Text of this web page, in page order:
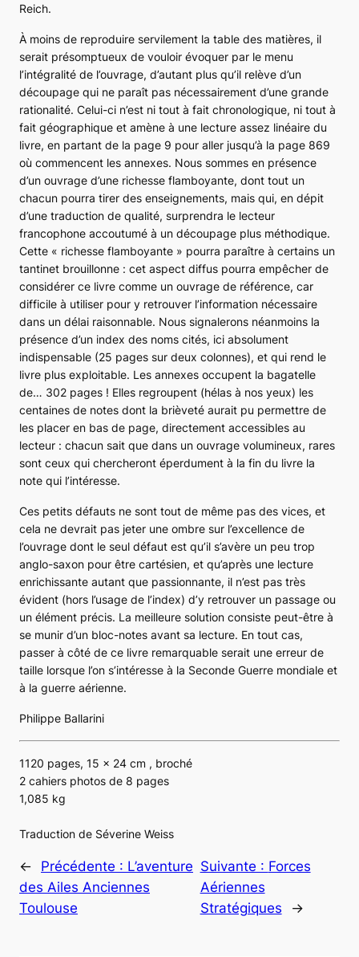
Reich.
À moins de reproduire servilement la table des matières, il
serait présomptueux de vouloir évoquer par le menu
l’intégralité de l’ouvrage, d’autant plus qu’il relève d’un
découpage qui ne paraît pas nécessairement d’une grande
rationalité. Celui-ci n’est ni tout à fait chronologique, ni tout à
fait géographique et amène à une lecture assez linéaire du
livre, en partant de la page 9 pour aller jusqu’à la page 869
où commencent les annexes. Nous sommes en présence
d’un ouvrage d’une richesse flamboyante, dont tout un
chacun pourra tirer des enseignements, mais qui, en dépit
d’une traduction de qualité, surprendra le lecteur
francophone accoutumé à un découpage plus méthodique.
Cette « richesse flamboyante » pourra paraître à certains un
tantinet brouillonne : cet aspect diffus pourra empêcher de
considérer ce livre comme un ouvrage de référence, car
difficile à utiliser pour y retrouver l’information nécessaire
dans un délai raisonnable. Nous signalerons néanmoins la
présence d’un index des noms cités, ici absolument
indispensable (25 pages sur deux colonnes), et qui rend le
livre plus exploitable. Les annexes occupent la bagatelle
de… 302 pages ! Elles regroupent (hélas à nos yeux) les
centaines de notes dont la brièveté aurait pu permettre de
les placer en bas de page, directement accessibles au
lecteur : chacun sait que dans un ouvrage volumineux, rares
sont ceux qui chercheront éperdument à la fin du livre la
note qui l’intéresse.
Ces petits défauts ne sont tout de même pas des vices, et
cela ne devrait pas jeter une ombre sur l’excellence de
l’ouvrage dont le seul défaut est qu’il s’avère un peu trop
anglo-saxon pour être cartésien, et qu’après une lecture
enrichissante autant que passionnante, il n’est pas très
évident (hors l’usage de l’index) d’y retrouver un passage ou
un élément précis. La meilleure solution consiste peut-être à
se munir d’un bloc-notes avant sa lecture. En tout cas,
passer à côté de ce livre remarquable serait une erreur de
taille lorsque l’on s’intéresse à la Seconde Guerre mondiale et
à la guerre aérienne.
Philippe Ballarini
1120 pages, 15 x 24 cm , broché
2 cahiers photos de 8 pages
1,085 kg
Traduction de Séverine Weiss
← Précédente : L’aventure
des Ailes Anciennes
Toulouse
Suivante : Forces
Aériennes
Stratégiques
→